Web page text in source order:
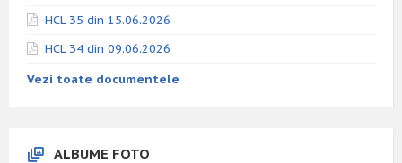
HCL 35 din 15.06.2026
HCL 34 din 09.06.2026
Vezi toate documentele
ALBUME FOTO